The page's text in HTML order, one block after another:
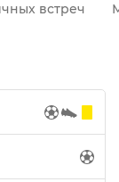
встреч